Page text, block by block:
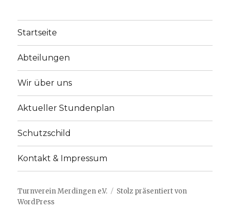
Startseite
Abteilungen
Wir über uns
Aktueller Stundenplan
Schutzschild
Kontakt & Impressum
Turnverein Merdingen e.V.
Stolz präsentiert von
WordPress